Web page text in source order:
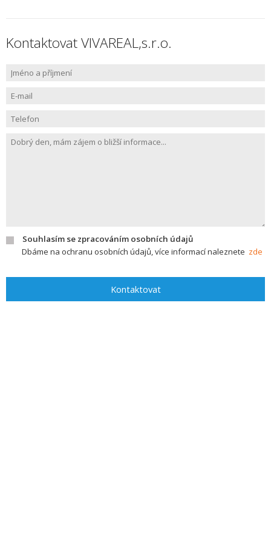
Kontaktovat VIVAREAL,s.r.o.
Souhlasím se zpracováním osobních údajů
Dbáme na ochranu osobních údajů, více informací naleznete zde
Kontaktovat